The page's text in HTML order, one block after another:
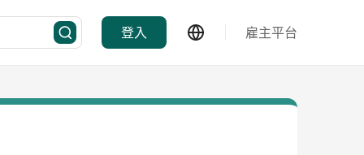
登入 雇主平台